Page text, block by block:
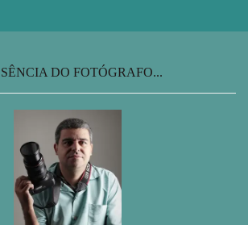
DO FOTÓGRAFO...